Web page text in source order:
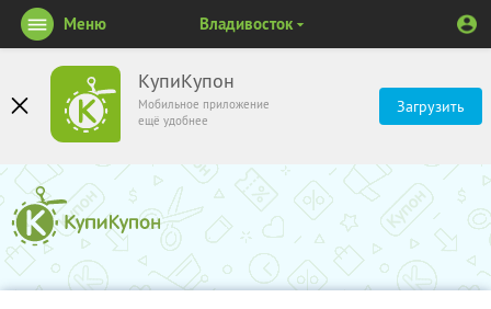
КупиКупон
Мобильное приложение
ещё удобнее
Загрузить
Меню Владивосток